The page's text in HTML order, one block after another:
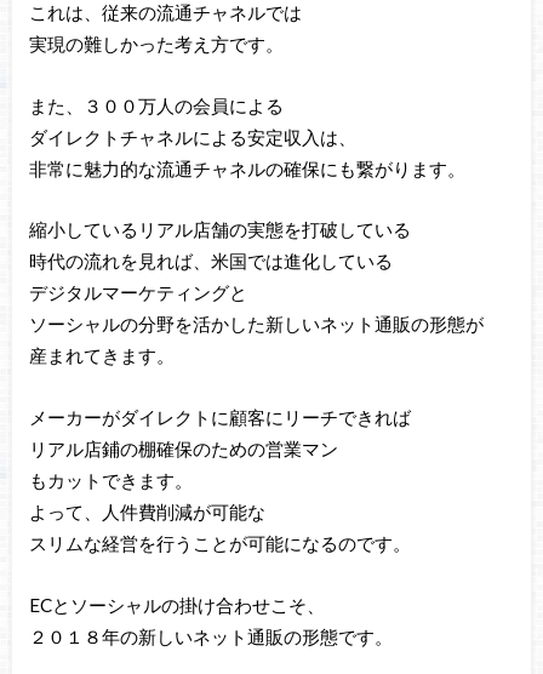
これは、従来の流通チャネルでは
実現の難しかった考え方です。
また、３００万人の会員による
ダイレクトチャネルによる安定収入は、
非常に魅力的な流通チャネルの確保にも繋がります。
縮小しているリアル店舗の実態を打破している
時代の流れを見れば、米国では進化している
デジタルマーケティングと
ソーシャルの分野を活かした新しいネット通販の形態が
産まれてきます。
メーカーがダイレクトに顧客にリーチできれば
リアル店鋪の棚確保のための営業マン
もカットできます。
よって、人件費削減が可能な
スリムな経営を行うことが可能になるのです。
ECとソーシャルの掛け合わせこそ、
２０１８年の新しいネット通販の形態です。